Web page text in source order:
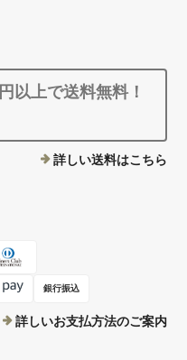
以上で送料無料！
詳しい送料はこちら
銀行振込
詳しいお支払方法のご案内